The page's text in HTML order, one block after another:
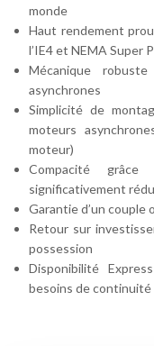
monde
Haut rendement
l’IE4 et NEMA Super
Mécanique
asynchrones
Simplicité de
moteurs
moteur)
Compacité
significativement
Garantie d’un couple
Retour sur
possession
Disponibilité
besoins de